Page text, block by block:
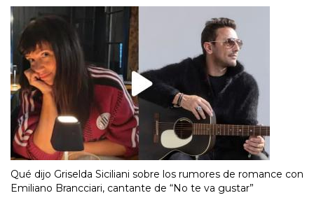
Qué dijo Griselda Siciliani sobre los rumores de romance con
Emiliano Brancciari, cantante de “No te va gustar”